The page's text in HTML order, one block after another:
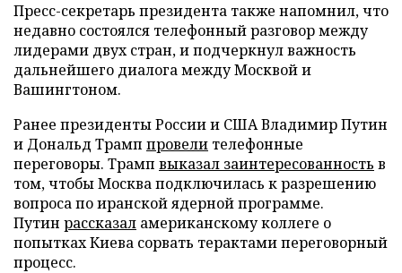
Пресс-секретарь президента также напомнил, что
недавно состоялся телефонный разговор между
лидерами двух стран, и подчеркнул важность
дальнейшего диалога между Москвой и
Вашингтоном.
Ранее президенты России и США Владимир Путин
и Дональд Трамп провели телефонные
переговоры. Трамп выказал заинтересованность в
том, чтобы Москва подключилась к разрешению
вопроса по иранской ядерной программе.
Путин рассказал американскому коллеге о
попытках Киева сорвать терактами переговорный
процесс.